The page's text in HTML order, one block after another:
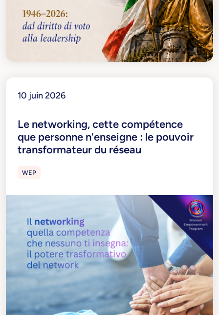
10 juin 2026
Le networking, cette compétence
que personne n'enseigne : le pouvoir
transformateur du réseau
WEP